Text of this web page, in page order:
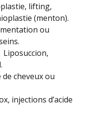
lifting,
(menton).
ou
Liposuccion,
cheveux ou
injections d’acide